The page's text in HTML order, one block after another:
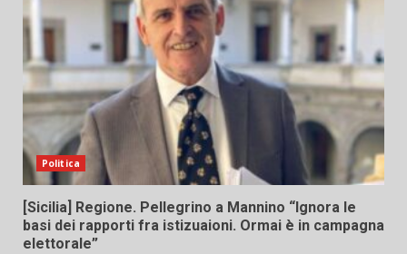
Politica
[Sicilia] Regione. Pellegrino a Mannino “Ignora le
basi dei rapporti fra istizuaioni. Ormai è in campagna
elettorale”